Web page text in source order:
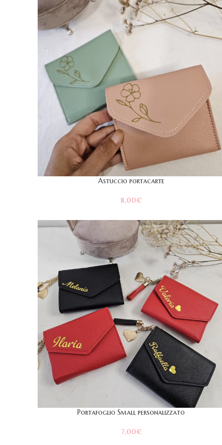
Astuccio portacarte
8,00€
Portafoglio Small personalizzato
7,00€